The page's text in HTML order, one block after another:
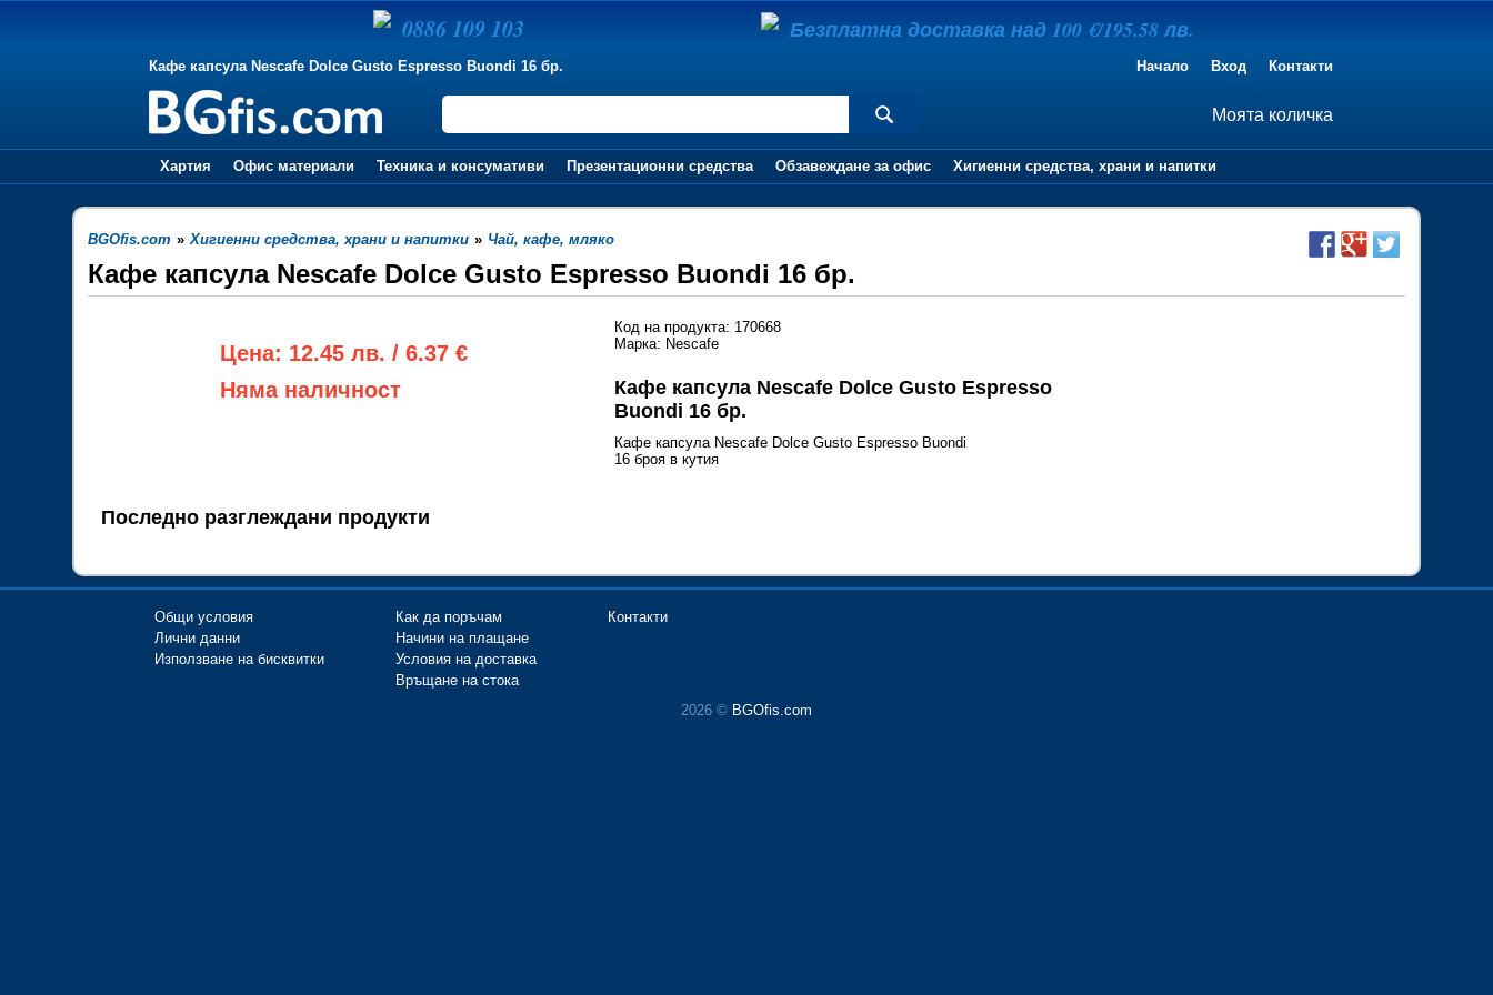
Кафе капсула Nescafe Dolce Gusto Espresso Buondi 16 бр. Начало Вход Контакти
Моята количка
Хартия Офис материали Техника и консумативи Презентационни средства Обзавеждане за офис Хигиенни средства, храни и напитки
BGOfis.com » Хигиенни средства, храни и напитки » Чай, кафе, мляко
Кафе капсула Nescafe Dolce Gusto Espresso Buondi 16 бр.
Цена: 12.45 лв. / 6.37 €
Няма наличност
Код на продукта: 170668
Марка: Nescafe
Кафе капсула Nescafe Dolce Gusto Espresso
Buondi 16 бр.
Кафе капсула Nescafe Dolce Gusto Espresso Buondi
16 броя в кутия
Последно разглеждани продукти
0886 109 103 Безплатна доставка над 100 €/195.58 лв.
Общи условия
Лични данни
Използване на бисквитки
Как да поръчам
Начини на плащане
Условия на доставка
Връщане на стока
Контакти
2026 © BGOfis.com